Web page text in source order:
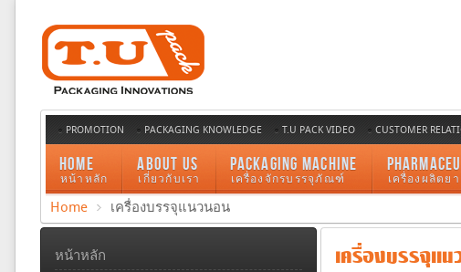
PROMOTION PACKAGING KNOWLEDGE T.U PACK VIDEO CUSTOMER
HOME
หน้าหลัก
ABOUT US
เกี่ยวกับเรา
PACKAGING MACHINE
เครื่องจักรบรรจุภัณฑ์ เครื่องผลิตย
Home เครื่องบรรจุแนวนอน
เครื่องบรรจุแ
หน้าหลัก